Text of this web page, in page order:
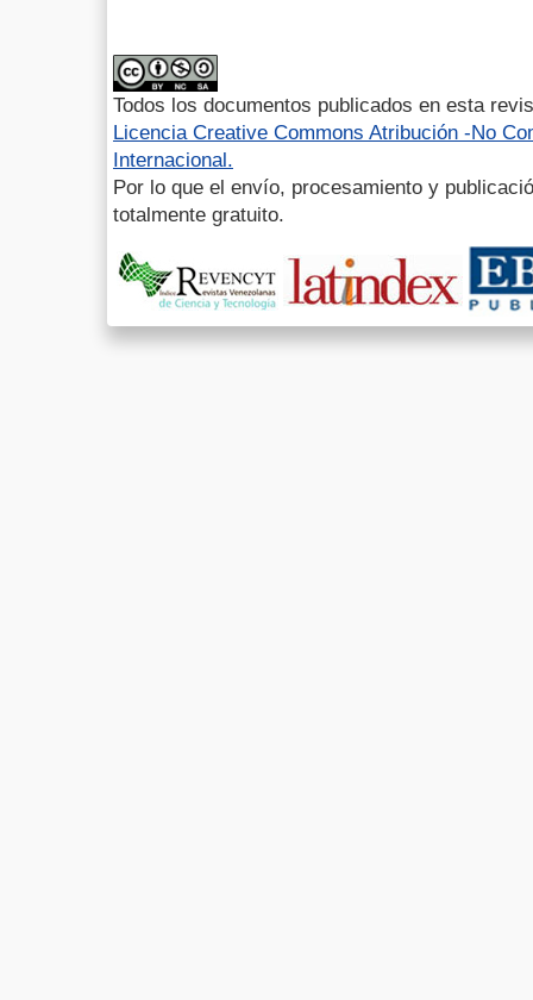
Todos los documentos publicados en esta
Licencia Creative Commons Atribución -No
Internacional.
Por lo que el envío, procesamiento y
totalmente gratuito.